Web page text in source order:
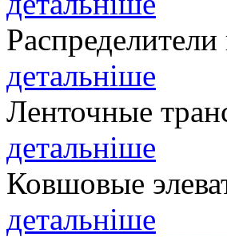
Распределители
детальніше
Ленточные
детальніше
Ковшовые
детальніше